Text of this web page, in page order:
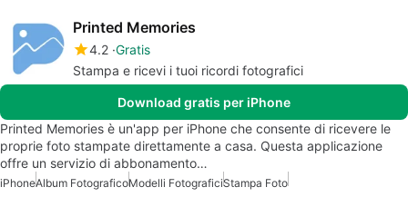
Printed Memories
4.2 Gratis
Stampa e ricevi i tuoi ricordi fotografici
Download gratis per iPhone
Printed Memories è un'app per iPhone che consente di ricevere le
proprie foto stampate direttamente a casa. Questa applicazione
offre un servizio di abbonamento…
iPhoneAlbum FotograficoModelli FotograficiStampa Foto